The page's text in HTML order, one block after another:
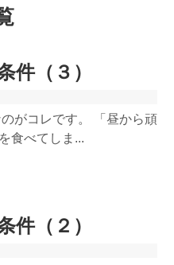
件（３）
がコレです。 「昼から頑
食べてしま...
件（２）